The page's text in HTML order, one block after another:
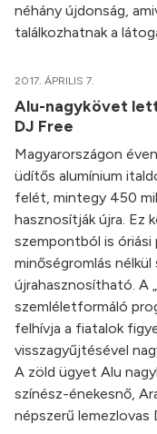
néhány újdonság,
találkozhatnak a
2017. ÁPRILIS 7.
Alu-nagykövet
DJ Free
Magyarországon
üdítős alumínium
felét, mintegy 450
hasznosítják újra. Ez
szempontból is óriási
minőségromlás
újrahasznosítható. A
szemléletformáló
felhívja a fiatalok
visszagyűjtésével
A zöld ügyet Alu
színész-énekesnő,
népszerű lemezlovas